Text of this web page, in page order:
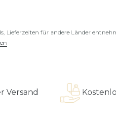
Lieferzeiten für andere Länder
Kostenlose